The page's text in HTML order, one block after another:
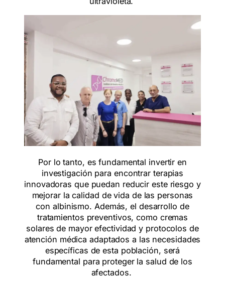
Por lo tanto, es fundamental invertir en
investigación para encontrar terapias
innovadoras que puedan reducir este riesgo y
mejorar la calidad de vida de las personas
con albinismo. Además, el desarrollo de
tratamientos preventivos, como cremas
solares de mayor efectividad y protocolos de
atención médica adaptados a las necesidades
específicas de esta población, será
fundamental para proteger la salud de los
afectados.